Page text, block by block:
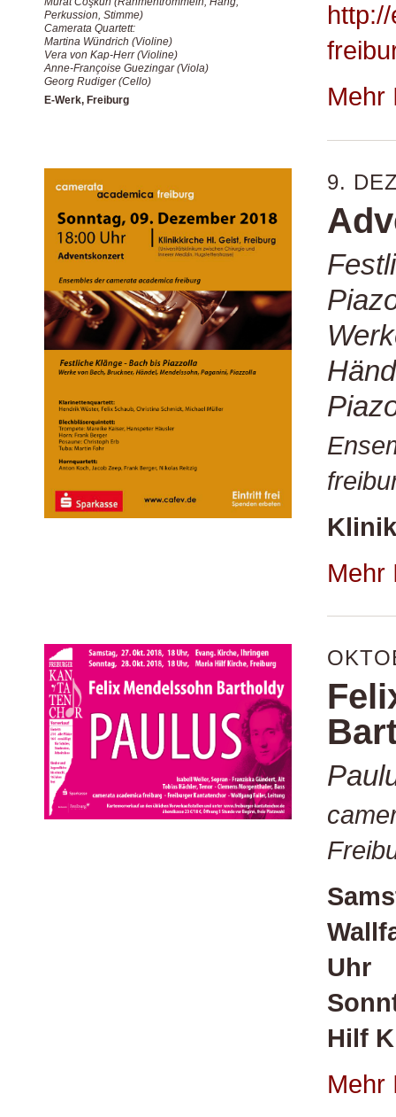
Perkussion, Stimme)
Camerata Quartett:
Martina Wündrich (Violine)
Vera von Kap-Herr (Violine)
Anne-Françoise Guezingar (Viola)
Georg Rudiger (Cello)
E-Werk, Freiburg
Mehr
9.
Mehr
Uhr
Hilf
Mehr